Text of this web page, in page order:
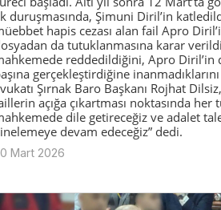
duruşmasında, Şimuni Diril’in
hapis cezası alan fail Apro
da tutuklanmasına karar
reddedildiğini, Apro Diril’in
gerçekleştirdiğine
Şırnak Baro Başkanı Rojhat
açığa çıkartması noktasında
dile getireceğiz ve adalet
devam edeceğiz” dedi.
Mart 2026